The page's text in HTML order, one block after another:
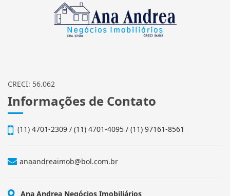
CRECI: 56.062
Informações de Contato
(11) 4701-2309 / (11) 4701-4095 / (11) 97161-8561
anaandreaimob@bol.com.br
Ana Andrea Negócios Imobiliários